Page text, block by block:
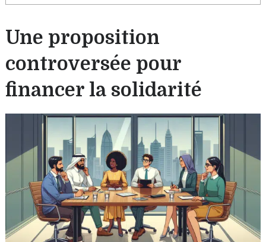
Une proposition
controversée pour
financer la solidarité